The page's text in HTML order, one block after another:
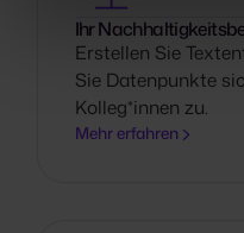
Ihr
Erstellen Sie
Sie Datenpunkte
Kolleg*innen zu.
Mehr erfahren